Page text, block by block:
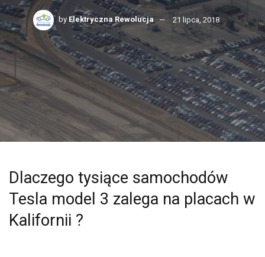
by Elektryczna Rewolucja 21 lipca, 2018
Dlaczego tysiące samochodów
Tesla model 3 zalega na placach w
Kalifornii ?